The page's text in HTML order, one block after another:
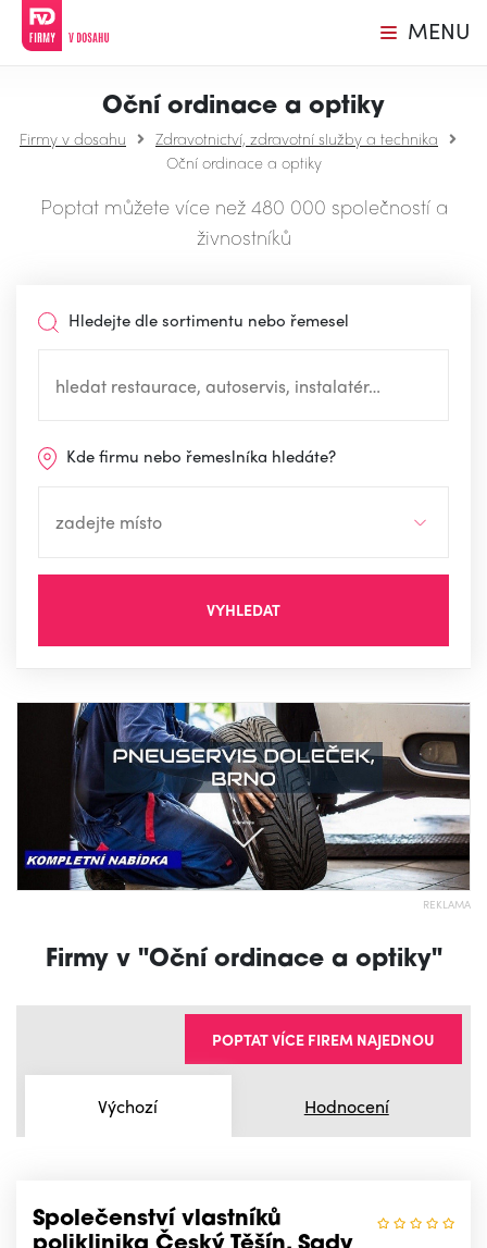
MENU
Oční ordinace a optiky
Firmy v dosahu
Zdravotnictví, zdravotní služby a technika
Oční ordinace a optiky
Poptat můžete více než 480 000 společností a
živnostníků
Hledejte dle sortimentu nebo řemesel
Kde firmu nebo řemeslníka hledáte?
VYHLEDAT
REKLAMA
Firmy v "Oční ordinace a optiky"
Výchozí Hodnocení
POPTAT VÍCE FIREM NAJEDNOU
Společenství vlastníků